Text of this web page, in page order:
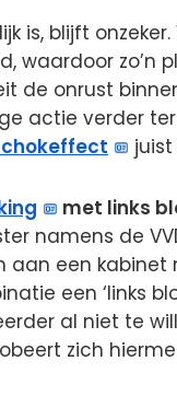
is, blijft
waardoor zo’n
de onrust
actie verder
met links
namens de
een kabinet
een ‘links
al niet te
zich